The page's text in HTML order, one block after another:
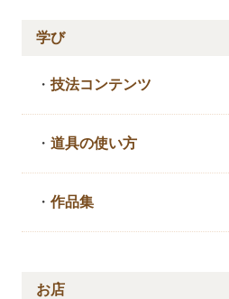
学び
・技法コンテンツ
・道具の使い方
・作品集
お店